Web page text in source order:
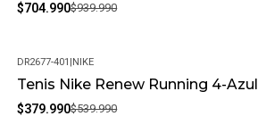
$704.990$939.990
-30%
DR2677-401 |NIKE
Tenis Nike Renew Running 4-Azul
$379.990$539.990